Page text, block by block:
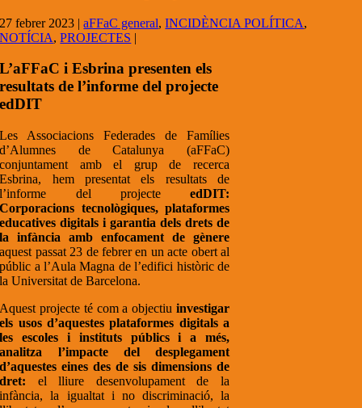
27 febrer 2023 |aFFaC general,INCIDÈNCIA POLÍTICA,
NOTÍCIA,PROJECTES |
L’aFFaC i Esbrina presenten els
resultats de l’informe del projecte
edDIT
Les Associacions Federades de Famílies
d’Alumnes de Catalunya (aFFaC)
conjuntament amb el grup de recerca
Esbrina, hem presentat els resultats de
l’informe del projecte edDIT:
Corporacions tecnològiques, plataformes
educatives digitals i garantia dels drets de
la infància amb enfocament de gènere
aquest passat 23 de febrer en un acte obert al
públic a l’Aula Magna de l’edifici històric de
la Universitat de Barcelona.
Aquest projecte té com a objectiu investigar
els usos d’aquestes plataformes digitals a
les escoles i instituts públics i a més,
analitza l’impacte del desplegament
d’aquestes eines des de sis dimensions de
dret: el lliure desenvolupament de la
infància, la igualtat i no discriminació, la